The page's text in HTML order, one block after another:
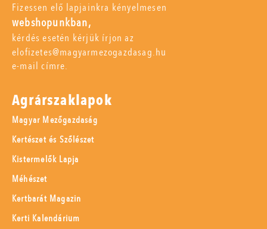
Fizessen elő lapjainkra kényelmesen
webshopunkban,
kérdés esetén kérjük írjon az
elofizetes@magyarmezogazdasag.hu
e-mail címre.
Agrárszaklapok
Magyar Mezőgazdaság
Kertészet és Szőlészet
Kistermelők Lapja
Méhészet
Kertbarát Magazin
Kerti Kalendárium